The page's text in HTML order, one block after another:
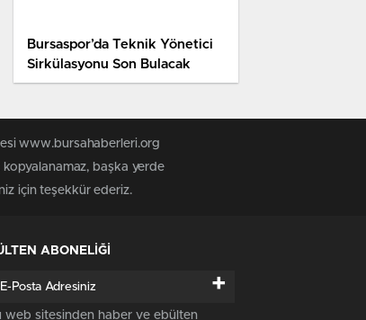
Bursaspor’da Teknik Yönetici
Sirkülasyonu Son Bulacak
www.bursahaberleri.org
kopyalanamaz, başka yerde
için teşekkür ederiz.
ABONELİĞİ
+
web sitesinden haber ve ebülten